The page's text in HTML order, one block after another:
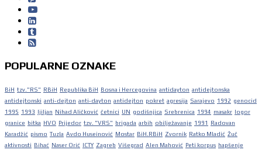
POPULARNE OZNAKE
BiH tzv."RS" RBiH Republika BiH Bosna i Hercegovina antidayton antidejtonska
antidejtonski anti-dejton anti-dayton antidejton pokret agresija Sarajevo 1992 genocid
1995 1993 ljiljan Nihad Aličković četnici UN godišnjica Srebrenica 1994 masakr logor
granice bitka HVO Prijedor tzv. "VRS" brigada arbih obilježavanje 1991
Radovan
Karadžić pismo Tuzla Avdo Huseinović Mostar BiH.RBiH Zvornik Ratko Mladić Žuč
aktivnosti Bihać Naser Orić ICTY Zagreb Višegrad Alen Mahović Peti korpus hapšenje